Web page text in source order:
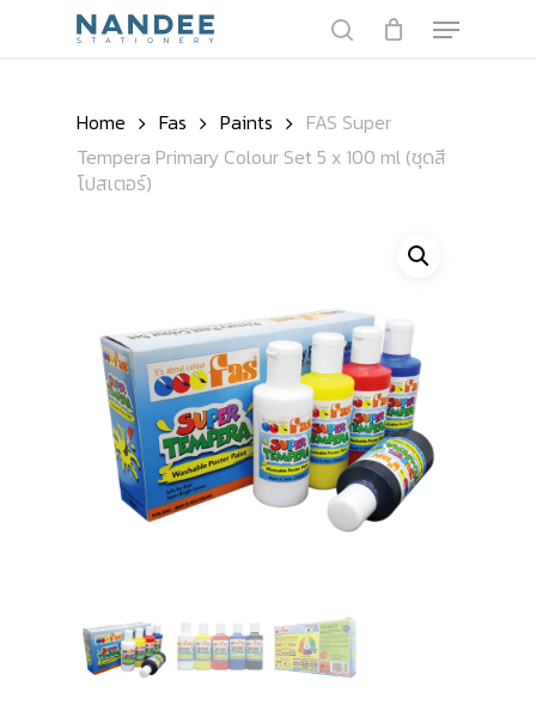
Menu
Home Fas Paints
FAS Super
Tempera Primary Colour Set 5 x 100 ml (ชุดสี
โปสเตอร์)